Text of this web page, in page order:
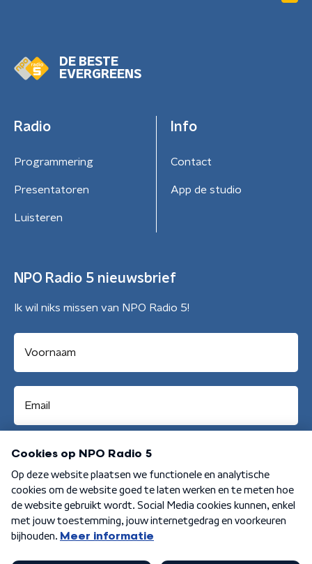
DE BESTE
EVERGREENS
Radio
Programmering
Presentatoren
Luisteren
Info
Contact
App de studio
NPO Radio 5 nieuwsbrief
Ik wil niks missen van NPO Radio 5!
Aanmelden
Algemene voorwaarden